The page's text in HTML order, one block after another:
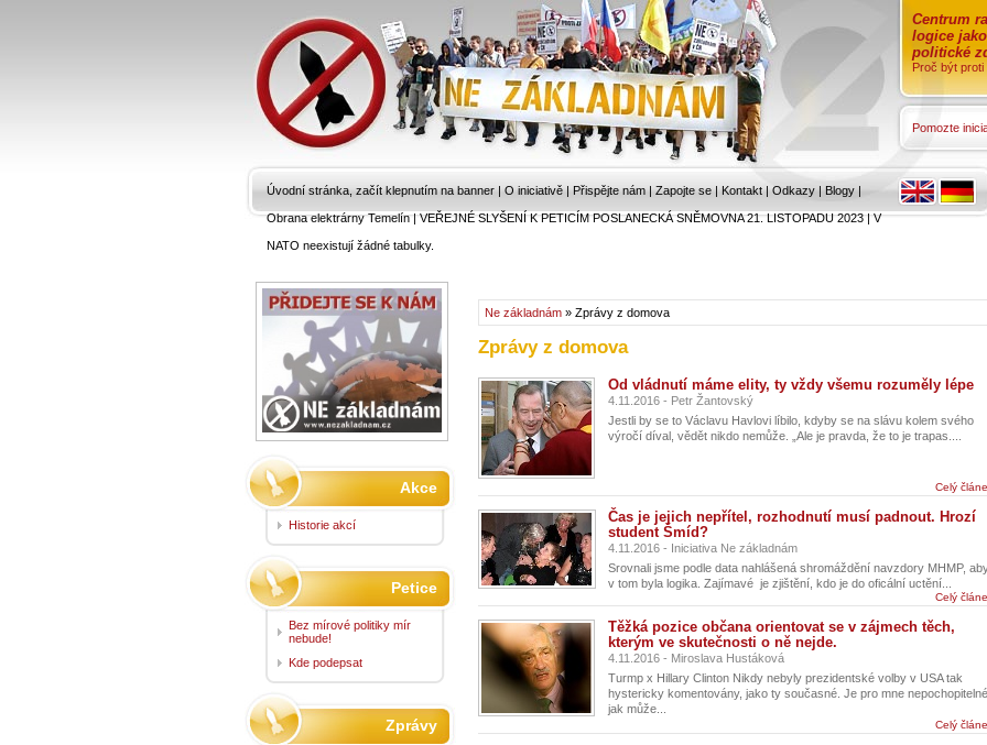
Centrum
logice
politické
Proč být
Pomozte
Úvodní stránka, začít klepnutím na banner | O iniciativě | Přispějte nám | Zapojte se | Kontakt | Odkazy | Blogy |
Obrana elektrárny Temelín|VEŘEJNÉ SLYŠENÍ K PETICÍM POSLANECKÁ SNĚMOVNA 21. LISTOPADU 2023|V
NATO neexistují žádné tabulky.
Ne základnám » Zprávy z domova
Zprávy z domova
Od vládnutí máme elity, ty vždy všemu rozuměly lépe
4.11.2016 - Petr Žantovský
Jestli by se to Václavu Havlovi líbilo, kdyby se na slávu kolem svého
výročí díval, vědět nikdo nemůže. „Ale je pravda, že to je trapas....
Celý
Čas je jejich nepřítel, rozhodnutí musí padnout. Hrozí
student Šmíd?
4.11.2016 - Iniciativa Ne základnám
Srovnali jsme podle data nahlášená shromáždění navzdory MHMP,
v tom byla logika. Zajímavé je zjištění, kdo je do oficální uctění...
Celý
Těžká pozice občana orientovat se v zájmech těch,
kterým ve skutečnosti o ně nejde.
4.11.2016 - Miroslava Hustáková
Turmp x Hillary Clinton Nikdy nebyly prezidentské volby v USA tak
hystericky komentovány, jako ty současné. Je pro mne nepochopitelné,
jak může...
Celý
Akce
Historie akcí
Petice
Bez mírové politiky mír
nebude!
Kde podepsat
Zprávy